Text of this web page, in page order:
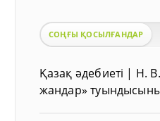
СОҢҒЫ ҚОСЫЛҒАНДАР
Қазақ әдебиеті | Н.
жандар»